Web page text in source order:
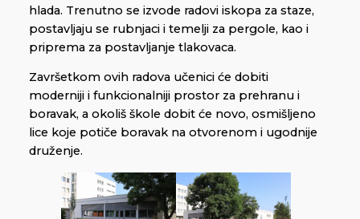
hlada. Trenutno se izvode radovi iskopa za staze,
postavljaju se rubnjaci i temelji za pergole, kao i
priprema za postavljanje tlakovaca.
Završetkom ovih radova učenici će dobiti
moderniji i funkcionalniji prostor za prehranu i
boravak, a okoliš škole dobit će novo, osmišljeno
lice koje potiče boravak na otvorenom i ugodnije
druženje.